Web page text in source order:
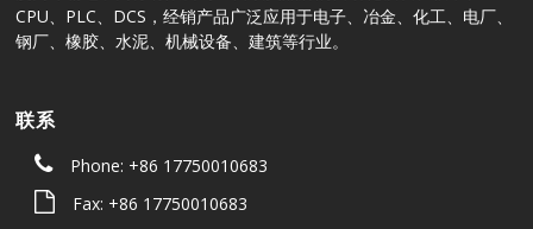
CPU、PLC、DCS，经销产品广泛应用于电子、冶金、化工、电厂、
钢厂、橡胶、水泥、机械设备、建筑等行业。
联系
Phone: +86 17750010683
Fax: +86 17750010683